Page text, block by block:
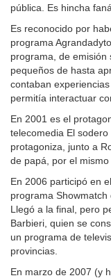
pública. Es hincha
Es reconocido por
programa
programa, de emisión
pequeños de hasta
contaban
permitía interactuar
En 2001 es el
telecomedia El
protagoniza, junto a
de papá, por el mismo
En 2006 participó en
programa Showmatch
Llegó a la final, pero
Barbieri, quien se
un programa de
provincias.
En marzo de 2007 (y